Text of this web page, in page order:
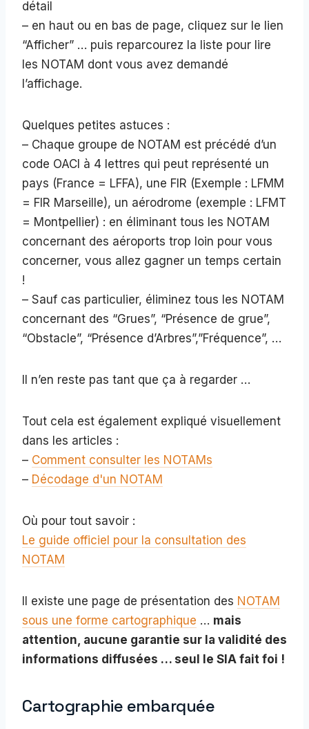
détail
– en haut ou en bas de page, cliquez sur le lien
“Afficher” … puis reparcourez la liste pour lire
les NOTAM dont vous avez demandé
l’affichage.
Quelques petites astuces :
– Chaque groupe de NOTAM est précédé d’un
code OACI à 4 lettres qui peut représenté un
pays (France = LFFA), une FIR (Exemple : LFMM
= FIR Marseille), un aérodrome (exemple : LFMT
= Montpellier) : en éliminant tous les NOTAM
concernant des aéroports trop loin pour vous
concerner, vous allez gagner un temps certain
!
– Sauf cas particulier, éliminez tous les NOTAM
concernant des “Grues”, “Présence de grue”,
“Obstacle”, “Présence d’Arbres”,”Fréquence”, …
Il n’en reste pas tant que ça à regarder …
Tout cela est également expliqué visuellement
dans les articles :
– Comment consulter les NOTAMs
– Décodage d'un NOTAM
Où pour tout savoir :
Le guide officiel pour la consultation des
NOTAM
Il existe une page de présentation des NOTAM
sous une forme cartographique … mais
attention, aucune garantie sur la validité des
informations diffusées … seul le SIA fait foi !
Cartographie embarquée